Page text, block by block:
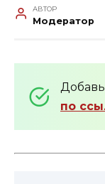
АВТОР
Модератор
по